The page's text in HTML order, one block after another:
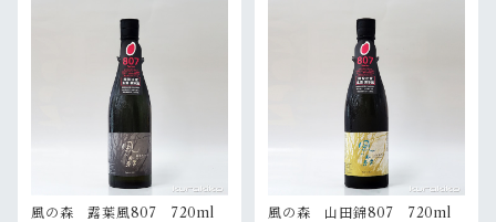
風の森 露葉風807 720ml 風の森 山田錦807 720ml